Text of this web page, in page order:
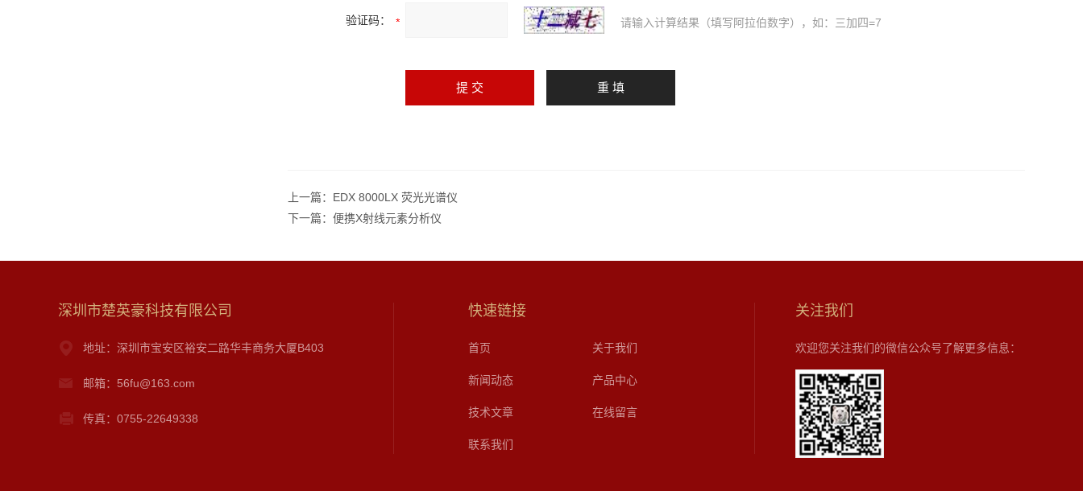
验证码： 请输入计算结果（填写阿拉伯数字），如：三加四=7
上一篇： EDX 8000LX 荧光光谱仪
下一篇： 便携X射线元素分析仪
深圳市楚英豪科技有限公司
地址：深圳市宝安区裕安二路华丰商务大厦B403
邮箱：56fu@163.com
传真：0755-22649338
快速链接
首页 关于我们
新闻动态 产品中心
技术文章 在线留言
联系我们
关注我们
欢迎您关注我们的微信公众号了解更多信息：